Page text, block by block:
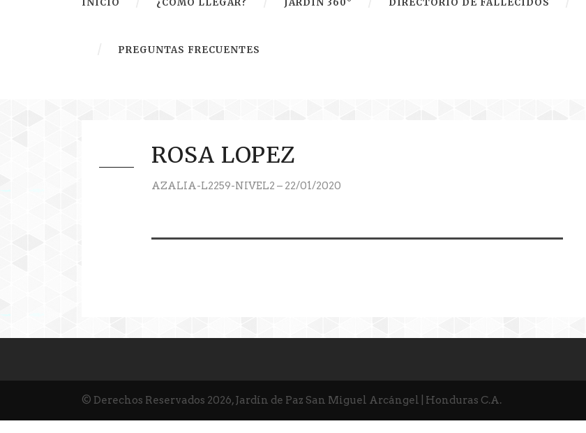
INICIO ¿CÓMO LLEGAR? JARDÍN 360° DIRECTORIO DE FALLECIDOS
PREGUNTAS FRECUENTES
ROSA LOPEZ
AZALIA-L2259-NIVEL2 – 22/01/2020
© Derechos Reservados 2026, Jardín de Paz San Miguel Arcángel | Honduras C.A.